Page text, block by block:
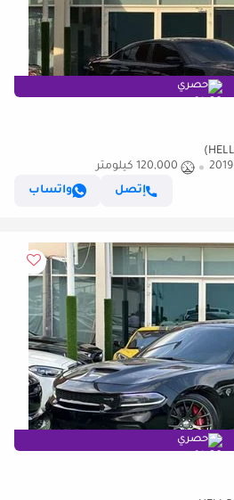
حصري
2019
120,000 كيلومتر
إتصل
واتساب
حصري